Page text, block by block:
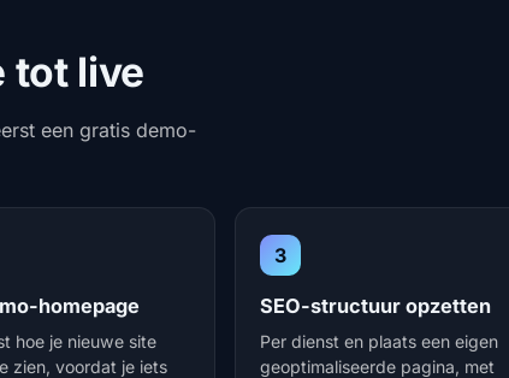
tot live
een gratis demo-
homepage
hoe je nieuwe site
zien, voordat je iets
3
SEO-structuur opzetten
Per dienst en plaats een eigen
geoptimaliseerde pagina, met